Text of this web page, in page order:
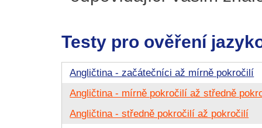
Testy pro ověření
Angličtina - začátečníci až mírně pokročilí
Angličtina - mírně pokročilí až středně
Angličtina - středně pokročilí až pokročilí